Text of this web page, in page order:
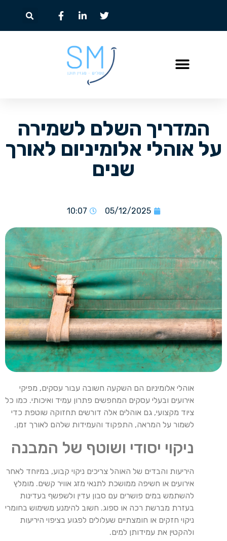
המדריך השלם לשמירה
על אוהלי אלומיניום לאורך
שנים
05/12/2025
10:07
אוהלי אלומיניום הם השקעה חשובה עבור עסקים, מפיקי
אירועים ובעלי עסקים המחפשים פתרון עמיד ואיכותי. כמו כל
ציוד מקצועי, גם אוהלים אלה דורשים תחזוקה שוטפת כדי
לשמור על המראה, התפקוד והעמידות שלהם לאורך זמן.
ניקוי יסודי ושוטף של המבנה
היריעות והבדים של האוהל צריכים ניקוי קבוע, במיוחד לאחר
אירועים או חשיפה ממושכת לתנאי מזג אוויר קשים. מומלץ
להשתמש במים פושרים עם סבון עדין ולשפשף בעדינות
בעזרת מברשת רכה או ספוג. חשוב להימנע משימוש בחומרי
ניקוי חזקים או חומצתיים שעלולים לפגוע בציפוי היריעות
ולהקטין את עמידותן למים.